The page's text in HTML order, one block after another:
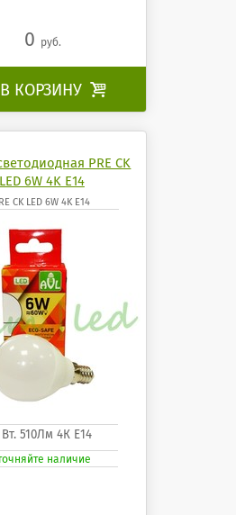
0 руб.
В КОРЗИНУ 
PRE CK
LED 6W 4K E14
CK LED 6W 4K E14
510Лм 4К Е14
наличие